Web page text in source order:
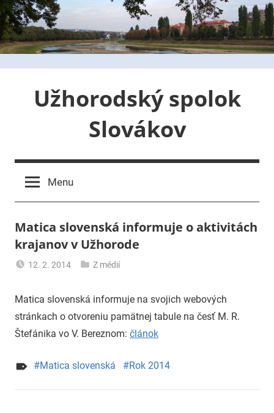
Skip
to
content
Užhorodský spolok
Slovákov
Menu
Matica slovenská informuje o aktivitách
krajanov v Užhorode
12. 2. 2014
Z médií
Matica slovenská informuje na svojich webových
stránkach o otvoreniu pamätnej tabule na česť M. R.
Štefánika vo V. Bereznom: článok
Matica slovenská Rok 2014